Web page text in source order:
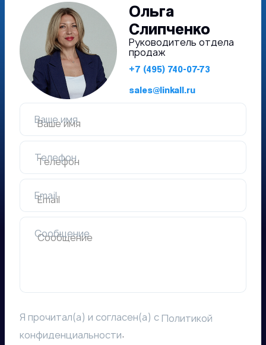
Ольга
Слипченко
Руководитель отдела
продаж
+7 (495) 740-07-73
sales@linkall.ru
Ваше имя
Телефон
Email
Сообщение
Я прочитал(а) и согласен(а) сПолитикой
конфиденциальности.